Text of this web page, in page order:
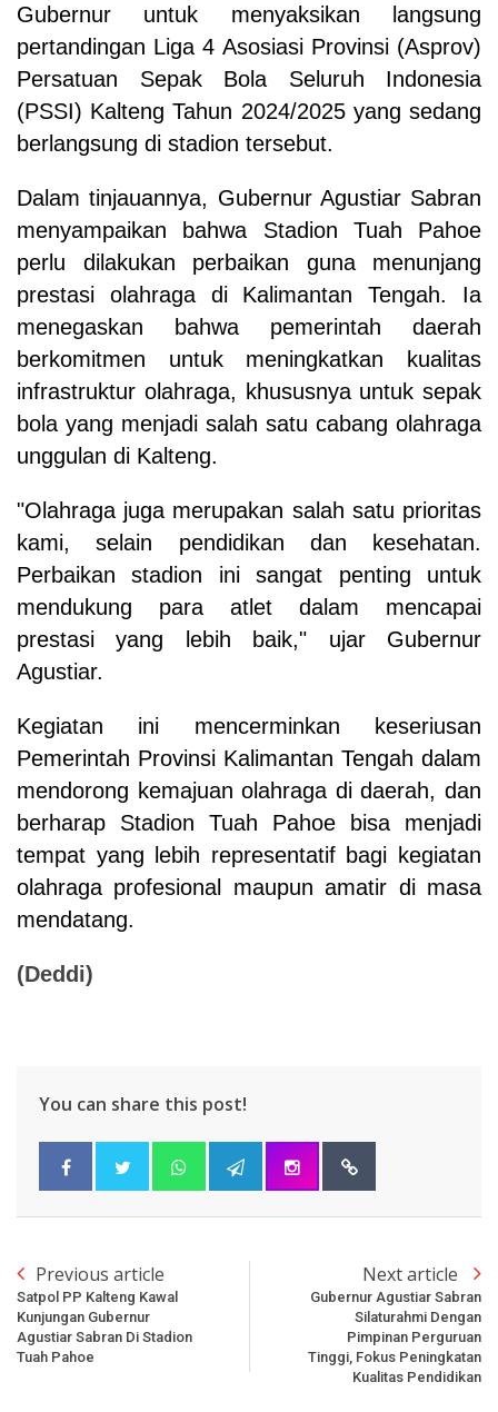
Gubernur untuk menyaksikan langsung
pertandingan Liga 4 Asosiasi Provinsi (Asprov)
Persatuan Sepak Bola Seluruh Indonesia
(PSSI) Kalteng Tahun 2024/2025 yang sedang
berlangsung di stadion tersebut.
Dalam tinjauannya, Gubernur Agustiar Sabran
menyampaikan bahwa Stadion Tuah Pahoe
perlu dilakukan perbaikan guna menunjang
prestasi olahraga di Kalimantan Tengah. Ia
menegaskan bahwa pemerintah daerah
berkomitmen untuk meningkatkan kualitas
infrastruktur olahraga, khususnya untuk sepak
bola yang menjadi salah satu cabang olahraga
unggulan di Kalteng.
"Olahraga juga merupakan salah satu prioritas
kami, selain pendidikan dan kesehatan.
Perbaikan stadion ini sangat penting untuk
mendukung para atlet dalam mencapai
prestasi yang lebih baik," ujar Gubernur
Agustiar.
Kegiatan ini mencerminkan keseriusan
Pemerintah Provinsi Kalimantan Tengah dalam
mendorong kemajuan olahraga di daerah, dan
berharap Stadion Tuah Pahoe bisa menjadi
tempat yang lebih representatif bagi kegiatan
olahraga profesional maupun amatir di masa
mendatang.
(Deddi)
You can share this post!
Previous article
Satpol PP Kalteng Kawal
Kunjungan Gubernur
Agustiar Sabran Di Stadion
Tuah Pahoe
Next article
Gubernur Agustiar Sabran
Silaturahmi Dengan
Pimpinan Perguruan
Tinggi, Fokus Peningkatan
Kualitas Pendidikan